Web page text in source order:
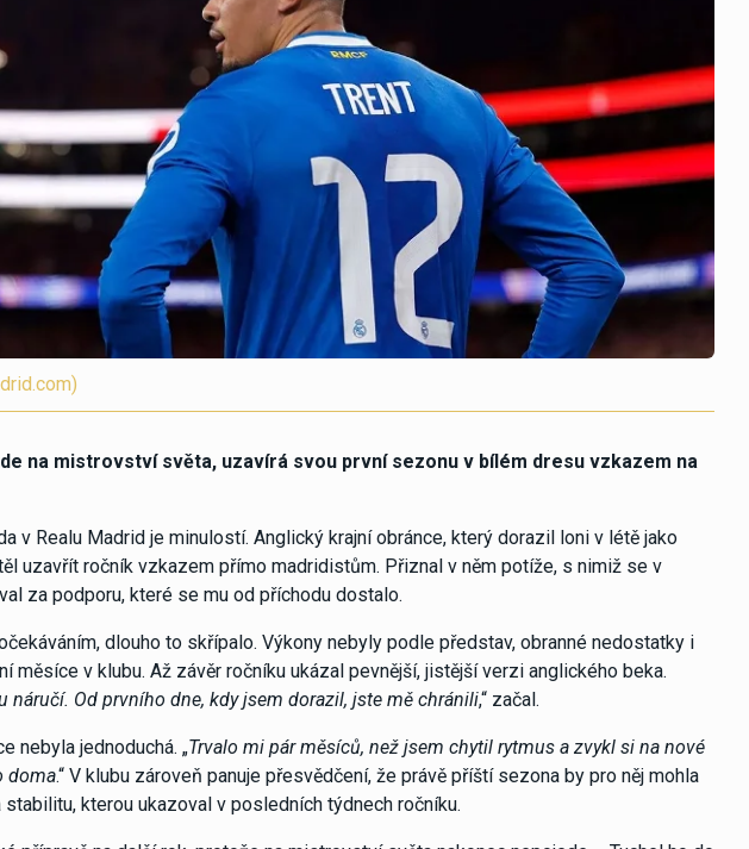
na mistrovství světa, uzavírá svou první sezonu v bílém dresu vzkazem na
v Realu Madrid je minulostí. Anglický krajní obránce, který dorazil loni v létě jako
uzavřít ročník vzkazem přímo madridistům. Přiznal v něm potíže, s nimiž se v
za podporu, které se mu od příchodu dostalo.
dlouho to skřípalo. Výkony nebyly podle představ, obranné nedostatky i
měsíce v klubu. Až závěr ročníku ukázal pevnější, jistější verzi anglického beka.
náručí. Od prvního dne, kdy jsem dorazil, jste mě chránili,“ začal.
nebyla jednoduchá. „Trvalo mi pár měsíců, než jsem chytil rytmus a zvykl si na nové
doma.“ V klubu zároveň panuje přesvědčení, že právě příští sezona by pro něj mohla
kterou ukazoval v posledních týdnech ročníku.